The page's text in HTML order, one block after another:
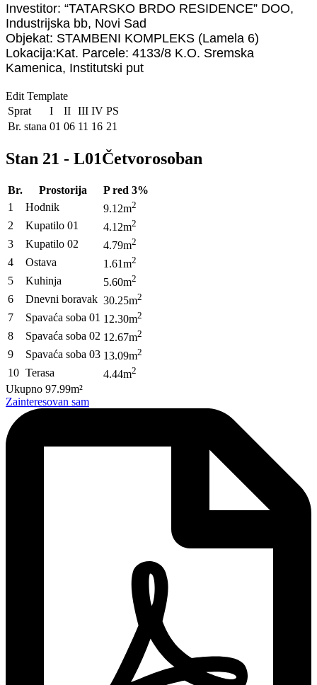
Investitor: “TATARSKO BRDO RESIDENCE” DOO,
Industrijska bb, Novi Sad
Objekat: STAMBENI KOMPLEKS (Lamela 6)
Lokacija:Kat. Parcele: 4133/8 K.O. Sremska
Kamenica, Institutski put
Edit Template
Sprat
I II III IV PS
Br. stana 01 06 11 16 21
Stan 21 - L01
Br. Prostorija
P red 3%
1
Hodnik 9.12m2
2 Kupatilo 01 4.12m2
3 Kupatilo 02 4.79m2
4 Ostava 1.61m2
5 Kuhinja 5.60m2
6 Dnevni boravak 30.25m2
7 Spavaća soba 01 12.30m2
8 Spavaća soba 02 12.67m2
9 Spavaća soba 03 13.09m2
10 Terasa 4.44m2
Ukupno 97.99m²
Zainteresovan sam